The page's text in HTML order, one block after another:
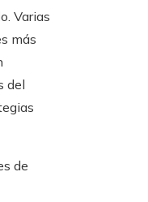
Varias
más
del
de